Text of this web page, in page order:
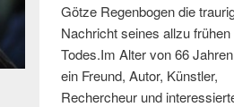
Götze Regenbogen die
Nachricht seines allzu frühen
Todes.Im Alter von 66
ein Freund, Autor, Künstler,
Rechercheur und